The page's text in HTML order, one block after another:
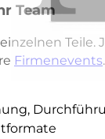
Team
Firmenevents